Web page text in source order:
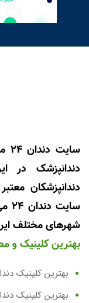
دندانپزشک در
دندانپزشکان
شهرهای مختلف
بهترین کلینیک و
بهترین کلینیک
بهترین کلینیک